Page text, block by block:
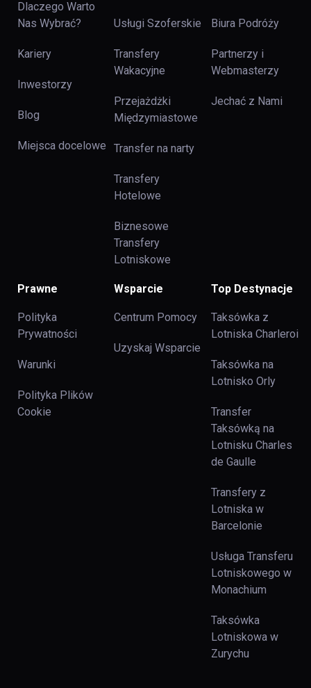
Dlaczego Warto
Nas Wybrać?
Kariery
Inwestorzy
Blog
Miejsca docelowe
Usługi Szoferskie
Transfery
Wakacyjne
Przejażdżki
Międzymiastowe
Transfer na narty
Transfery
Hotelowe
Biznesowe
Transfery
Lotniskowe
Biura Podróży
Partnerzy i
Webmasterzy
Jechać z Nami
Prawne
Polityka
Prywatności
Warunki
Polityka Plików
Cookie
Wsparcie
Centrum Pomocy
Uzyskaj Wsparcie
Top Destynacje
Taksówka z
Lotniska Charleroi
Taksówka na
Lotnisko Orly
Transfer
Taksówką na
Lotnisku Charles
de Gaulle
Transfery z
Lotniska w
Barcelonie
Usługa Transferu
Lotniskowego w
Monachium
Taksówka
Lotniskowa w
Zurychu